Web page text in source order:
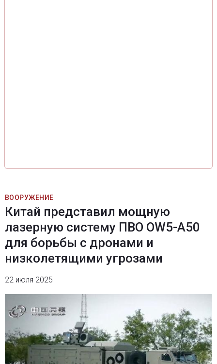
ВООРУЖЕНИЕ
Китай представил мощную
лазерную систему ПВО OW5-A50
для борьбы с дронами и
низколетящими угрозами
22 июля 2025